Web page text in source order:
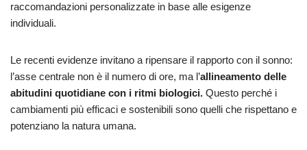
raccomandazioni personalizzate in base alle esigenze
individuali.
Le recenti evidenze invitano a ripensare il rapporto con il sonno:
l’asse centrale non è il numero di ore, ma l’allineamento delle
abitudini quotidiane con i ritmi biologici. Questo perché i
cambiamenti più efficaci e sostenibili sono quelli che rispettano e
potenziano la natura umana.